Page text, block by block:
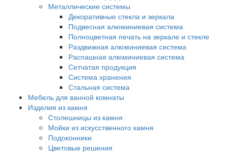
Металлические системы
Декоративные стекла и зеркала
Подвесная алюминиевая система
Полноцветная печать на зеркале и стекле
Раздвижная алюминиевая система
Распашная алюминиевая система
Сетчатая продукция
Система хранения
Стальная система
Мебель для ванной комнаты
Изделия из камня
Столешницы из камня
Мойки из искусственного камня
Подоконники
Цветовые решения